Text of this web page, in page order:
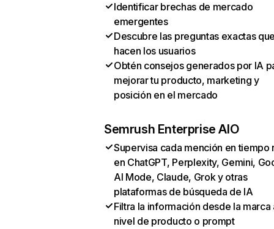
Identificar brechas de mercado
emergentes
Descubre las preguntas exactas
hacen los usuarios
Obtén consejos generados por IA
mejorar tu producto, marketing y
posición en el mercado
Semrush Enterprise AIO
Supervisa cada mención en tiempo
en ChatGPT, Perplexity, Gemini,
AI Mode, Claude, Grok y otras
plataformas de búsqueda de IA
Filtra la información desde la marca
nivel de producto o prompt